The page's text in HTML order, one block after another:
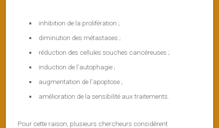
inhibition de la prolifération ;
diminution des métastases ;
réduction des cellules souches cancéreuses ;
induction de l’autophagie ;
augmentation de l’apoptose ;
amélioration de la sensibilité aux traitements.
Pour cette raison, plusieurs chercheurs considèrent